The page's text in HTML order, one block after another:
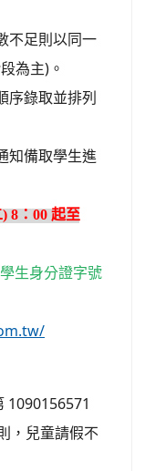
不足則以同一
為主) 。
序錄取並排列
知備取學生進
) 8：00起至
學生身分證字號
1090156571
，兒童請假不